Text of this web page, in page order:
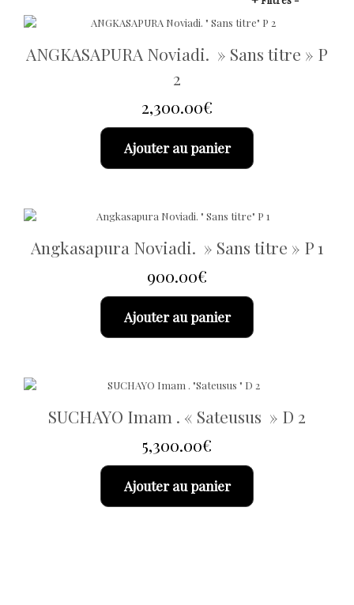
ANGKASAPURA Noviadi. » Sans titre » P
2
2,300.00€
Ajouter au panier
Angkasapura Noviadi. » Sans titre » P 1
900.00€
Ajouter au panier
SUCHAYO Imam . « Sateusus » D 2
5,300.00€
Ajouter au panier